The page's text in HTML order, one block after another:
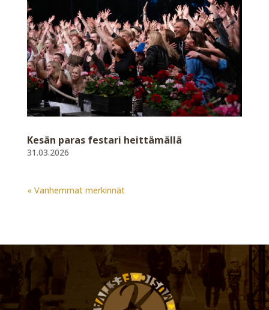
Kesän paras festari heittämällä
31.03.2026
« Vanhemmat merkinnät